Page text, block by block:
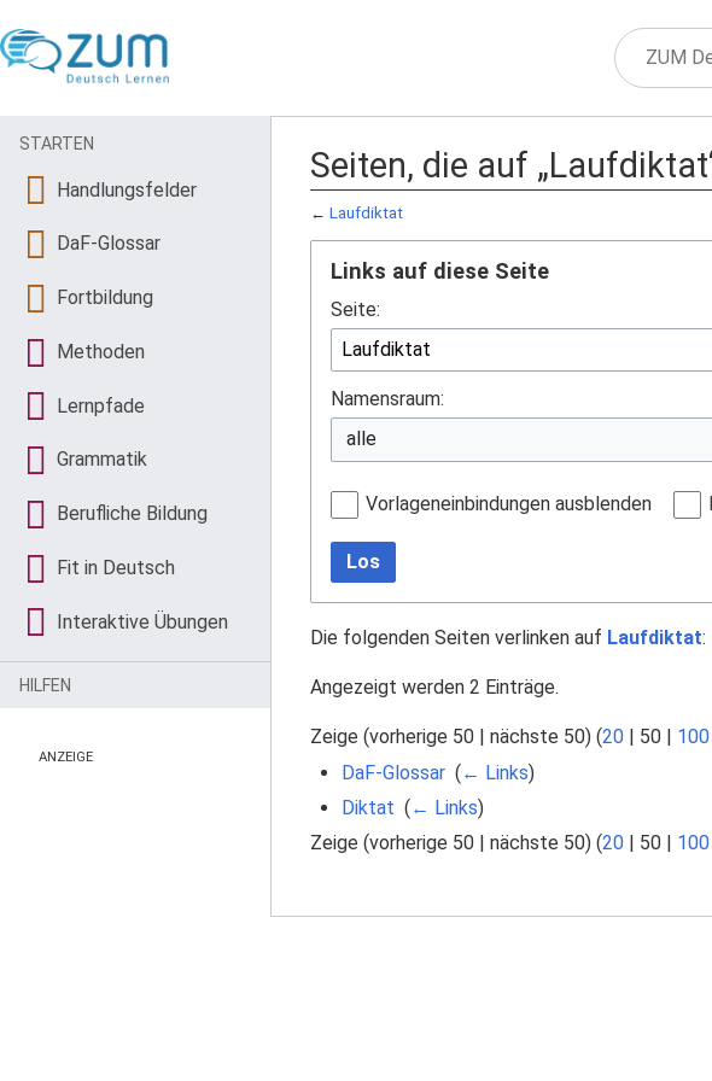
Seiten, die auf
← Laufdiktat
Links auf diese Seite
Seite:
Namensraum:
Vorlageneinbindungen ausblenden
Los
Die folgenden Seiten verlinken auf Laufdiktat:
Angezeigt werden 2 Einträge.
Zeige (vorherige 50 nächste 50) (20 50 100
DaF-Glossar‎ ( ← Links)
Diktat ( ← Links)
Zeige (vorherige 50 nächste 50) (20 50 100
STARTEN
Handlungsfelder
DaF-Glossar
Fortbildung
Methoden
Lernpfade
Grammatik
Berufliche Bildung
Fit in Deutsch
Interaktive Übungen
HILFEN
ANZEIGE